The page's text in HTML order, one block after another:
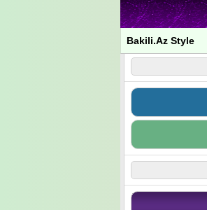
Bakili.Az Style